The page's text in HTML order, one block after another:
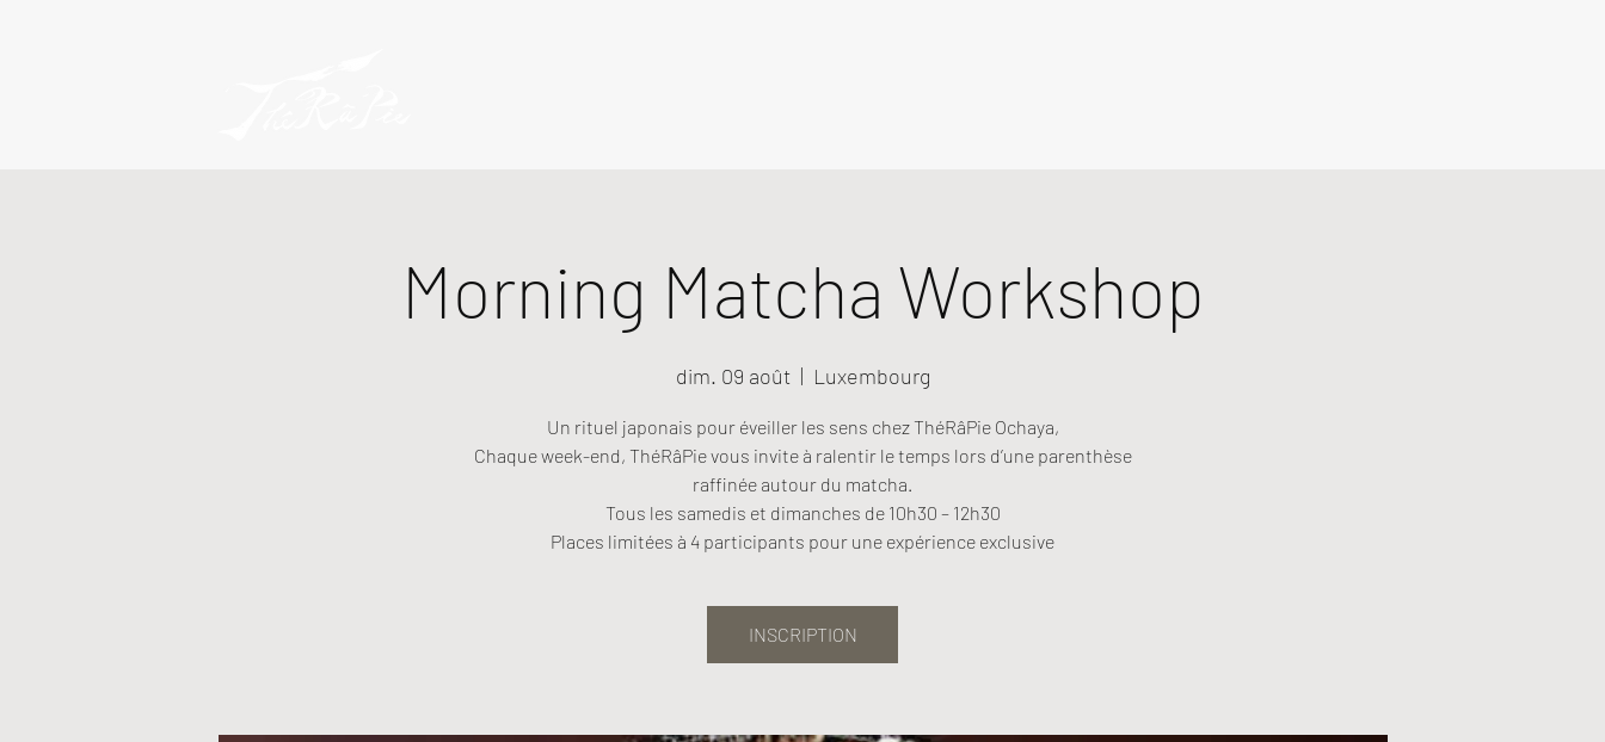
Morning Matcha Workshop
dim. 09 août
  |
Luxembourg
Un rituel japonais pour éveiller les sens chez ThéRâPie Ochaya,
Chaque week-end, ThéRâPie vous invite à ralentir le temps lors d’une parenthèse
raffinée autour du matcha.
Tous les samedis et dimanches de 10h30 – 12h30
Places limitées à 4 participants pour une expérience exclusive
INSCRIPTION